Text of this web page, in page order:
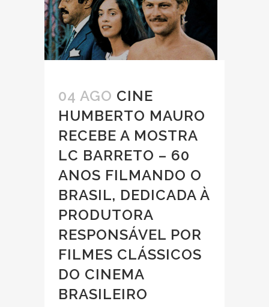
04 AGO CINE
HUMBERTO MAURO
RECEBE A MOSTRA
LC BARRETO – 60
ANOS FILMANDO O
BRASIL, DEDICADA À
PRODUTORA
RESPONSÁVEL POR
FILMES CLÁSSICOS
DO CINEMA
BRASILEIRO